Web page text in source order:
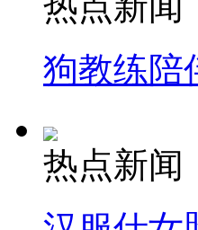
狗教练陪
热点新闻